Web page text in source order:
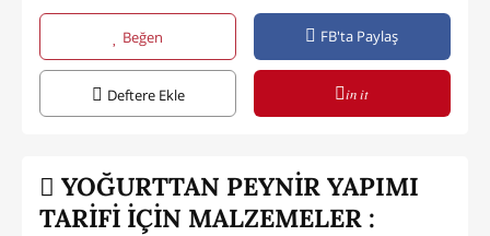
Beğen FB'ta Paylaş
Deftere Ekle in it
YOĞURTTAN PEYNİR YAPIMI
TARİFİ İÇİN MALZEMELER :